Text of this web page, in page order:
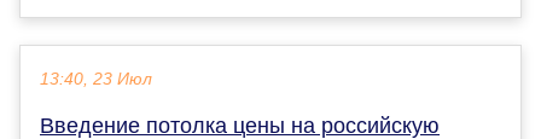
13:40, 23 Июл
Введение потолка цены на российскую